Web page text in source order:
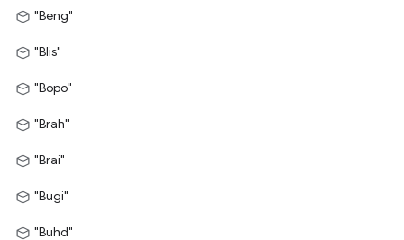
"Beng"
"Blis"
"Bopo"
"Brah"
"Brai"
"Bugi"
"Buhd"